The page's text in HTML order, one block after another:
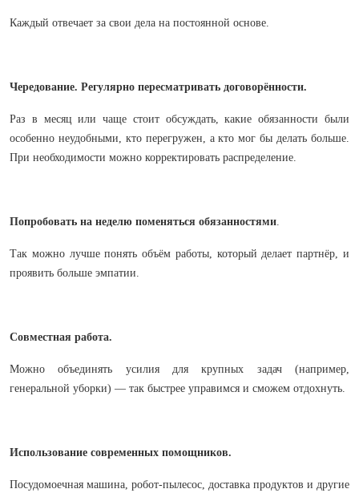
Каждый отвечает за свои дела на постоянной основе.
Чередование. Регулярно пересматривать договорённости.
Раз в месяц или чаще стоит обсуждать, какие обязанности были
особенно неудобными, кто перегружен, а кто мог бы делать больше.
При необходимости можно корректировать распределение.
Попробовать на неделю поменяться обязанностями.
Так можно лучше понять объём работы, который делает партнёр, и
проявить больше эмпатии.
Совместная работа.
Можно объединять усилия для крупных задач (например,
генеральной уборки) — так быстрее управимся и сможем отдохнуть.
Использование современных помощников.
Посудомоечная машина, робот-пылесос, доставка продуктов и другие